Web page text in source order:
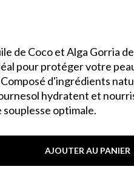
de Coco et Alga Gorria
pour protéger votre
d'ingrédients
hydratent et
optimale.
AJOUTER AU PANIER